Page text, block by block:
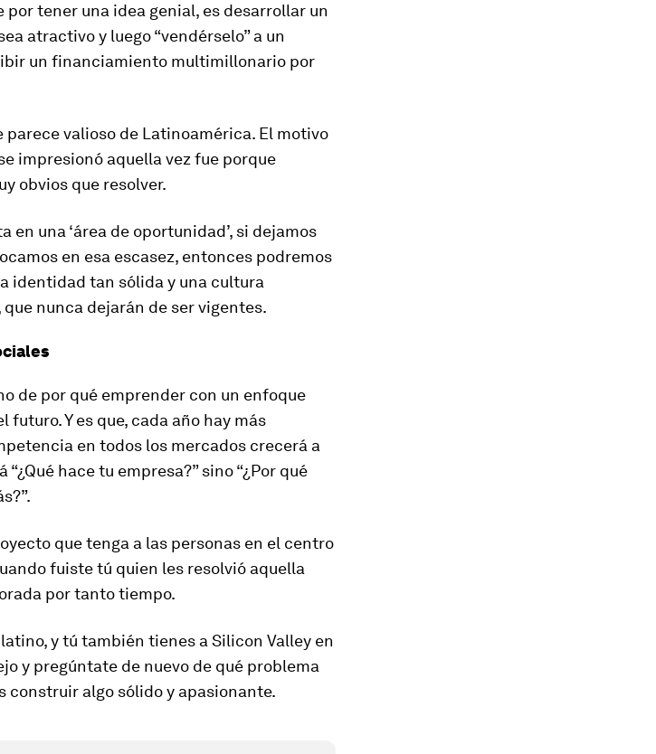
tener una idea genial, es desarrollar un
atractivo y luego “vendérselo” a un
un financiamiento multimillonario por
parece valioso de Latinoamérica. El motivo
impresionó aquella vez fue porque
obvios que resolver.
una ‘área de oportunidad’, si dejamos
en esa escasez, entonces podremos
identidad tan sólida y una cultura
nunca dejarán de ser vigentes.
de por qué emprender con un enfoque
Y es que, cada año hay más
en todos los mercados crecerá a
hace tu empresa?” sino “¿Por qué
que tenga a las personas en el centro
fuiste tú quien les resolvió aquella
por tanto tiempo.
y tú también tienes a Silicon Valley en
y pregúntate de nuevo de qué problema
construir algo sólido y apasionante.